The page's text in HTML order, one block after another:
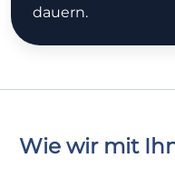
dauern.
Wie wir mit